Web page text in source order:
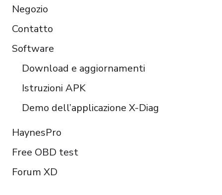
Negozio
Contatto
Software
Download e aggiornamenti
Istruzioni APK
Demo dell’applicazione X-Diag
HaynesPro
Free OBD test
Forum XD